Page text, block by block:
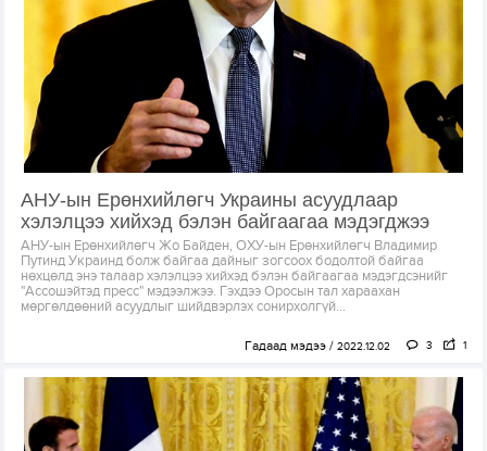
АНУ-ын Ерөнхийлөгч Украины асуудлаар
хэлэлцээ хийхэд бэлэн байгаагаа мэдэгджээ
АНУ-ын Ерөнхийлөгч Жо Байден, ОХУ-ын Ерөнхийлөгч Владимир
Путинд Украинд болж байгаа дайныг зогсоох бодолтой байгаа
нөхцөлд энэ талаар хэлэлцээ хийхэд бэлэн байгаагаа мэдэгдсэнийг
"Ассошэйтэд пресс" мэдээлжээ. Гэхдээ Оросын тал хараахан
мөргөлдөөний асуудлыг шийдвэрлэх сонирхолгүй...
Гадаад мэдээ 2022.12.02 3 1